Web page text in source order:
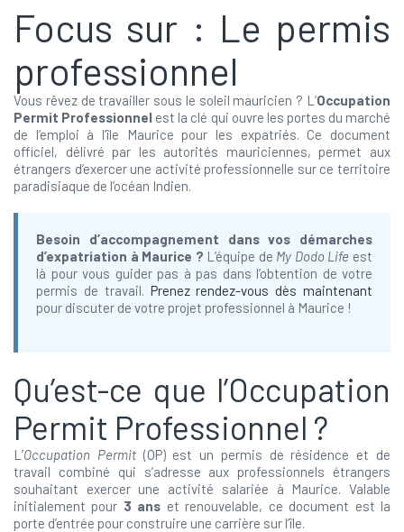
Focus sur : Le permis
professionnel
Vous rêvez de travailler sous le soleil mauricien ? L’Occupation
Permit Professionnel est la clé qui ouvre les portes du marché
de l’emploi à l’île Maurice pour les expatriés. Ce document
officiel, délivré par les autorités mauriciennes, permet aux
étrangers d’exercer une activité professionnelle sur ce territoire
paradisiaque de l’océan Indien.
Besoin d’accompagnement dans vos démarches
d’expatriation à Maurice ? L’équipe de My Dodo Life est
là pour vous guider pas à pas dans l’obtention de votre
permis de travail. Prenez rendez-vous dès maintenant
pour discuter de votre projet professionnel à Maurice !
Qu’est-ce que l’Occupation
Permit Professionnel ?
L’Occupation Permit(OP) est un permis de résidence et de
travail combiné qui s’adresse aux professionnels étrangers
souhaitant exercer une activité salariée à Maurice. Valable
initialement pour 3 ans et renouvelable, ce document est la
porte d’entrée pour construire une carrière sur l’île.